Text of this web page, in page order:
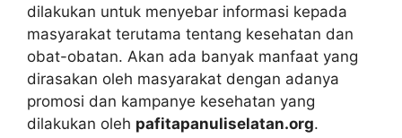
dilakukan untuk menyebar informasi kepada
masyarakat terutama tentang kesehatan dan
obat-obatan. Akan ada banyak manfaat yang
dirasakan oleh masyarakat dengan adanya
promosi dan kampanye kesehatan yang
dilakukan oleh pafitapanuliselatan.org.